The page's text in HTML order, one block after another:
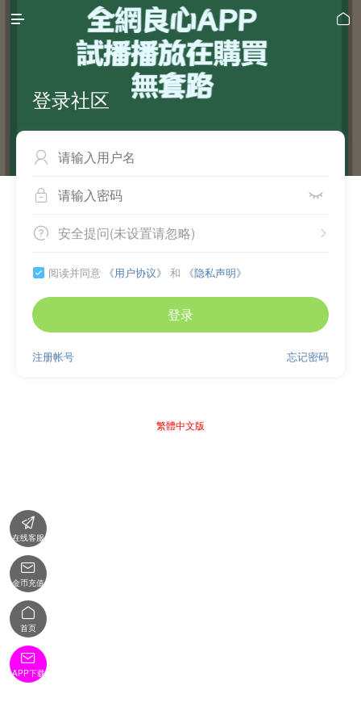
 
登录社区

 
 
安全提问(未设置请忽略)
 阅读并同意 《用户协议》 和 《隐私声明》
登录
忘记密码
注册帐号
繁體中文版

在线客服

金币充值

首页

APP下载